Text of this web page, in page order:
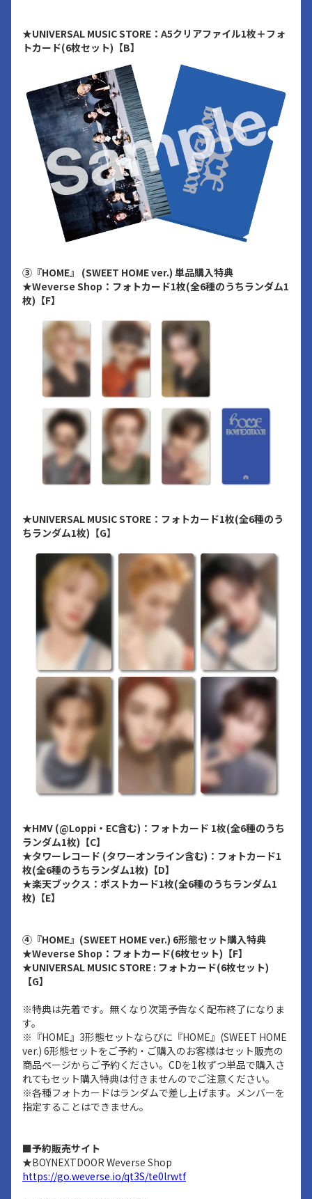
★UNIVERSAL MUSIC STORE：A5クリアファイル1枚＋フォ
トカード(6枚セット)【B】
③『HOME』 (SWEET HOME ver.) 単品購入特典
★Weverse Shop：フォトカード1枚(全6種のうちランダム1
枚)【F】
★UNIVERSAL MUSIC STORE：フォトカード1枚(全6種のう
ちランダム1枚)【G】
★HMV (@Loppi・EC含む)：フォトカード 1枚(全6種のうち
ランダム1枚)【C】
★タワーレコード (タワーオンライン含む)：フォトカード1
枚(全6種のうちランダム1枚)【D】
★楽天ブックス：ポストカード1枚(全6種のうちランダム1
枚)【E】
④『HOME』(SWEET HOME ver.) 6形態セット購入特典
★Weverse Shop：フォトカード(6枚セット)【F】
★UNIVERSAL MUSIC STORE : フォトカード(6枚セット)
【G】
※特典は先着です。無くなり次第予告なく配布終了になりま
す。
※『HOME』3形態セットならびに『HOME』(SWEET HOME
ver.) 6形態セットをご予約・ご購入のお客様はセット販売の
商品ページからご予約ください。CDを1枚ずつ単品で購入さ
れてもセット購入特典は付きませんのでご注意ください。
※各種フォトカードはランダムで差し上げます。メンバーを
指定することはできません。
■予約販売サイト
★BOYNEXTDOOR Weverse Shop
https://go.weverse.io/qt3S/te0lrwtf